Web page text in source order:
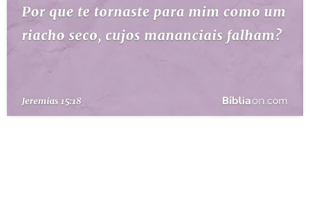
PERGUNTE À BÍBLIA IA
QUEM SOMOS